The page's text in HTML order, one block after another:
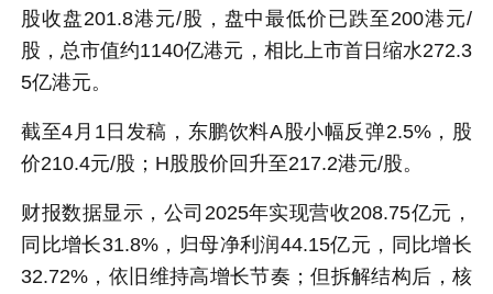
股收盘201.8港元/股，盘中最低价已跌至200港元/
股，总市值约1140亿港元，相比上市首日缩水272.3
5亿港元。
截至4月1日发稿，东鹏饮料A股小幅反弹2.5%，股
价210.4元/股；H股股价回升至217.2港元/股。
财报数据显示，公司2025年实现营收208.75亿元，
同比增长31.8%，归母净利润44.15亿元，同比增长
32.72%，依旧维持高增长节奏；但拆解结构后，核